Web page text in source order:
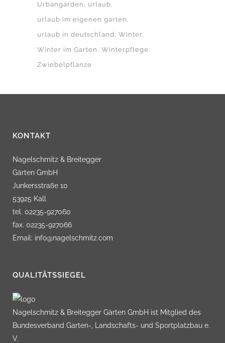
Urbangarden
urlaub
urlaub im eigenen garten
urlaub in deutschland Winter
Winter im Garten
Winterpflege
Zwiebelpflanze
KONTAKT
Nagelschmitz & Breitegger
Gärten GmbH
Junkersstraße 10
53925 Kall
tel. 02235-927060
fax. 02235-927066
Email: info@nagelschmitz.com
QUALITÄTSSIEGEL
Nagelschmitz & Breitegger Gärten GmbH ist Mitglied des
Bundesverband Garten-, Landschafts- und Sportplatzbau e.
V.